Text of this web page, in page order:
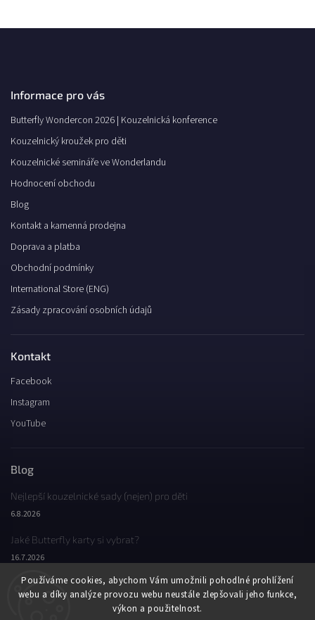
Používáme cookies, abychom Vám umožnili pohodlné prohlížení
webu a díky analýze provozu webu neustále zlepšovali jeho funkce,
výkon a použitelnost.
Informace pro vás
Butterfly Wondercon 2026 | Kouzelnická konference
Kouzelnický kroužek pro děti
Kouzelnické semináře ve Wonderlandu
Hodnocení obchodu
Blog
Kontakt a kamenná prodejna
Doprava a platba
Obchodní podmínky
International Store (ENG)
Zásady zpracování osobních údajů
Kontakt
Facebook
Instagram
YouTube
Blog
Nejlepší kouzelnické sady (nejen) pro děti
6.8.2026
Jaké Butterfly karty si vybrat?
16.7.2026
Jaký byl Butterfly Wondercon 2025?